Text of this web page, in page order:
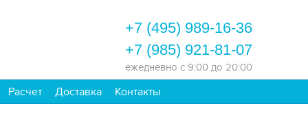
+7 (495) 989-16-36
+7 (985) 921-81-07
ежедневно с 9:00 до 20:00
Расчет Доставка Контакты